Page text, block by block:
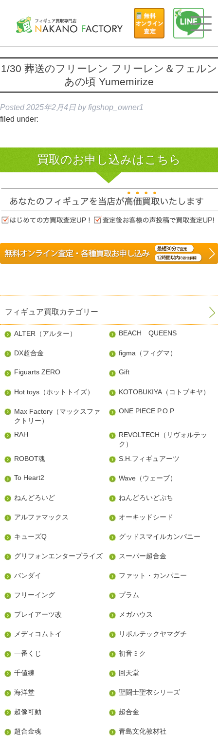
1/30 葬送のフリーレン フリーレン＆フェルン
あの頃 Yumemirize
Posted 2025年2月4日 by figshop_owner1
filed under:
買取のお申し込みはこちら
フィギュア買取カテゴリー
ALTER（アルター） BEACH QUEENS
DX超合金 figma（フィグマ）
Figuarts ZERO Gift
Hot toys（ホットトイズ） KOTOBUKIYA（コトブキヤ）
Max Factory（マックスファ
クトリー）
ONE PIECE P.O.P
RAH
REVOLTECH（リヴォルテッ
ク）
ROBOT魂
S.H.フィギュアーツ
To Heart2 Wave（ウェーブ）
ねんどろいど ねんどろいどぷち
アルファマックス オーキッドシード
キューズQ グッドスマイルカンパニー
グリフォンエンタープライズ スーパー超合金
バンダイ ファット・カンパニー
フリーイング プラム
プレイアーツ改 メガハウス
メディコムトイ リボルテックヤマグチ
一番くじ 初音ミク
千値練 回天堂
海洋堂 聖闘士聖衣シリーズ
超像可動 超合金
超合金魂 青島文化教材社